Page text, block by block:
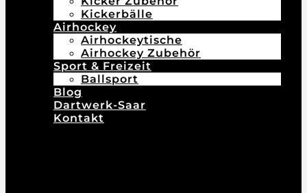
Kickerbälle
Airhockey
Airhockeytische
Airhockey Zubehör
Sport & Freizeit
Ballsport
Blog
Dartwerk-Saar
Kontakt